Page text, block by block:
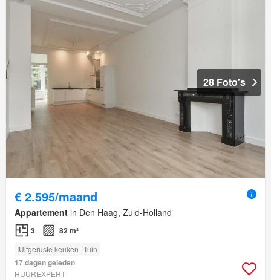
28 Foto's
€ 2.595/maand
Appartement in Den Haag, Zuid-Holland
3 82 m²
IUitgeruste keuken Tuin
17 dagen geleden
HUUREXPERT